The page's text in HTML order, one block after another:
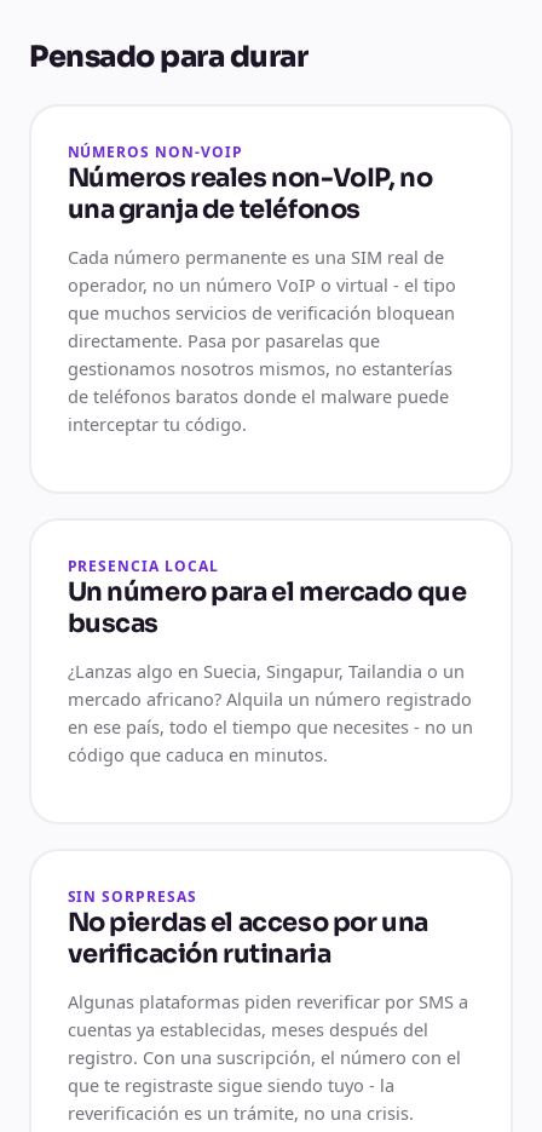
Pensado para durar
NÚMEROS NON-VOIP
Números reales non-VoIP, no
una granja de teléfonos
Cada número permanente es una SIM real de
operador, no un número VoIP o virtual - el tipo
que muchos servicios de verificación bloquean
directamente. Pasa por pasarelas que
gestionamos nosotros mismos, no estanterías
de teléfonos baratos donde el malware puede
interceptar tu código.
PRESENCIA LOCAL
Un número para el mercado que
buscas
¿Lanzas algo en Suecia, Singapur, Tailandia o un
mercado africano? Alquila un número registrado
en ese país, todo el tiempo que necesites - no un
código que caduca en minutos.
SIN SORPRESAS
No pierdas el acceso por una
verificación rutinaria
Algunas plataformas piden reverificar por SMS a
cuentas ya establecidas, meses después del
registro. Con una suscripción, el número con el
que te registraste sigue siendo tuyo - la
reverificación es un trámite, no una crisis.